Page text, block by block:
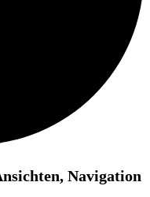
Navigation